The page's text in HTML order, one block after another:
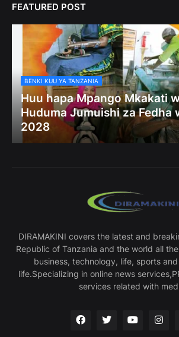
FEATURED POST
BENKI KUU YA TANZANIA
Huu hapa Mpango Mkakati
Huduma Jumuishi za Fedha
2028
DIRAMAKINI covers the latest and
Republic of Tanzania and the world all
business, technology, life, sports
life.Specializing in online news
services related with